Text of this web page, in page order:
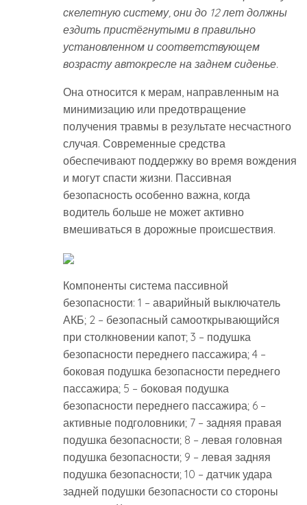
скелетную систему, они до 12 лет должны
ездить пристёгнутыми в правильно
установленном и соответствующем
возрасту автокресле на заднем сиденье.
Она относится к мерам, направленным на
минимизацию или предотвращение
получения травмы в результате несчастного
случая. Современные средства
обеспечивают поддержку во время вождения
и могут спасти жизни. Пассивная
безопасность особенно важна, когда
водитель больше не может активно
вмешиваться в дорожные происшествия.
Компоненты система пассивной
безопасности: 1 – аварийный выключатель
АКБ; 2 – безопасный самооткрывающийся
при столкновении капот; 3 – подушка
безопасности переднего пассажира; 4 –
боковая подушка безопасности переднего
пассажира; 5 – боковая подушка
безопасности переднего пассажира; 6 –
активные подголовники; 7 – задняя правая
подушка безопасности; 8 – левая головная
подушка безопасности; 9 – левая задняя
подушка безопасности; 10 – датчик удара
задней подушки безопасности со стороны